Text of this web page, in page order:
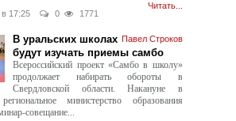
в 17:25 0 1771
Читать...
Павел Строков
В уральских школах
будут изучать приемы самбо
Всероссийский проект «Самбо в школу»
продолжает набирать обороты в
Свердловской области. Накануне в
министерство образования
совещание...